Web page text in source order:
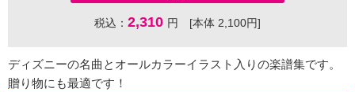
税込： 2,310 円 [本体 2,100円]
ディズニーの名曲とオールカラーイラスト入りの楽譜集です。
贈り物にも最適です！